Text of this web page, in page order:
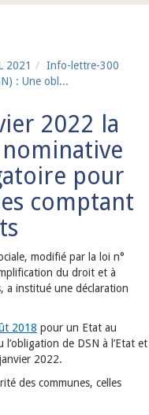
2021
Info-lettre-300
: Une obl...
2022 la
pour
comptant
modifié par la loi n°
du droit et à
a institué une déclaration
2018 pour un Etat au
de DSN à l’Etat et
2022.
des communes, celles